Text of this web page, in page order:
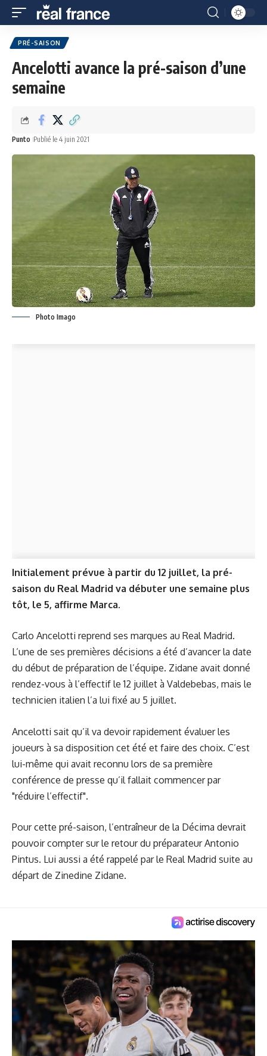
PRÉ-SAISON
Ancelotti avance la pré-saison d’une
semaine
Punto Publié le 4 juin 2021
Photo Imago
Initialement prévue à partir du 12 juillet, la pré-
saison du Real Madrid va débuter une semaine plus
tôt, le 5, affirme Marca.
Carlo Ancelotti reprend ses marques au Real Madrid.
L’une de ses premières décisions a été d’avancer la date
du début de préparation de l’équipe. Zidane avait donné
rendez-vous à l’effectif le 12 juillet à Valdebebas, mais le
technicien italien l’a lui fixé au 5 juillet.
Ancelotti sait qu’il va devoir rapidement évaluer les
joueurs à sa disposition cet été et faire des choix. C’est
lui-même qui avait reconnu lors de sa première
conférence de presse qu’il fallait commencer par
"réduire l’effectif".
Pour cette pré-saison, l’entraîneur de la Décima devrait
pouvoir compter sur le retour du préparateur Antonio
Pintus. Lui aussi a été rappelé par le Real Madrid suite au
départ de Zinedine Zidane.